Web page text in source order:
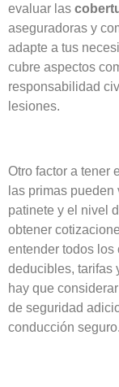
evaluar las
aseguradoras y
adapte a tus
cubre aspectos
responsabilidad
lesiones.
Otro factor a tener
las primas
patinete y el nivel
obtener
entender todos
deducibles, tarifas
hay que
de seguridad
conducción seguro.